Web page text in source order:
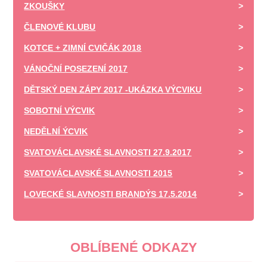
ZKOUŠKY
ČLENOVÉ KLUBU
KOTCE + ZIMNÍ CVIČÁK 2018
VÁNOČNÍ POSEZENÍ 2017
DĚTSKÝ DEN ZÁPY 2017 -UKÁZKA VÝCVIKU
SOBOTNÍ VÝCVIK
NEDĚLNÍ ÝCVIK
SVATOVÁCLAVSKÉ SLAVNOSTI 27.9.2017
SVATOVÁCLAVSKÉ SLAVNOSTI 2015
LOVECKÉ SLAVNOSTI BRANDÝS 17.5.2014
OBLÍBENÉ ODKAZY